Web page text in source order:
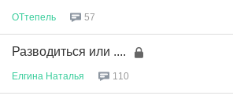
ОТтепель 57
Разводиться или ....
Елгина Наталья 110